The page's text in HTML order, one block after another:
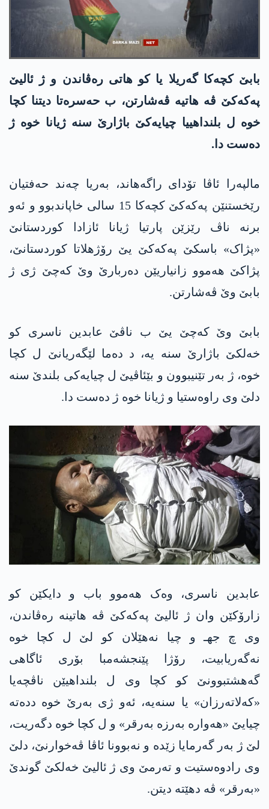
بابێ کچەکا گەریلا یا كو هاتی رەڤاندن و ژ ئالیێ
په‌كه‌كێ ڤە هاتیە ڤەشارتن، ب حەسرەتا دیتنا کچا
خوە ل بلنداهییا چیایەکێ باژارێ سنە ژیانا خوە ژ
دەست دا.
مالپەرا ئاڤا تۆدای راگەهاند، به‌ریا چه‌ند حه‌فتیان
رێخستنێن په‌كه‌كێ کچه‌كا 15 سالی خاپاندبوو و ئەو
برنە ناڤ رێزێن پارتیا ژیانا ئازادا کوردستانێ
«پژاک» باسكێ په‌كه‌كێ یێ رۆژهلاتا كوردستانێ،
پژاكێ هەموو زانیاریێن دەربارێ وێ كه‌چێ ژی ژ
بابێ وێ ڤەشارتن.
بابێ وێ كه‌چێ یێ ب ناڤێ عابدین ناسری كو
خه‌لكێ باژارێ سنه‌ یه‌، د دەما لێگەریانێ ل كچا
خوه‌، ژ بەر تێنیبوون و بێئاڤیێ ل چیایەکی بلندێ سنە
دلێ وی راوەستیا و ژیانا خوە ژ دەست دا.
عابدین ناسری، وەک هەموو باب و دایکێن کو
زارۆکێن وان ژ ئالیێ په‌كه‌كێ ڤە هاتینە رەڤاندن،
وی چ جهـ و چیا نه‌هێلان كو لێ ل کچا خوە
نه‌گه‌ریابیت، رۆژا پێنجشەمبا بۆری ئاگاهی
گه‌هشتبوونێ كو كچا وی ل بلنداهیێن ناڤچەیا
«کەلاتەرزان» یا سنەیە، ئەو ژی بەرێ خوە ددەته‌
چیایێ «هەوارە بەرزە بەرقر» و ل كچا خوە دگەریت،
لێ ژ بەر گەرمایا زێدە و نەبوونا ئاڤا ڤەخوارنێ، دلێ
وی رادوەستیت و تەرمێ وی ژ ئالیێ خەلکێ گوندێ
«بەرقر» ڤە دهێته‌ دیتن.